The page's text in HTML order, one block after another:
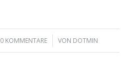
0 KOMMENTARE
/ VON DOTMIN